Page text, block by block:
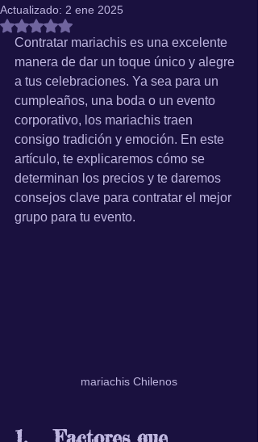
Actualizado: 2 ene 2025
Obtuvo NaN de 5 estrellas.
Contratar mariachis es una excelente
manera de dar un toque único y alegre
a tus celebraciones. Ya sea para un
cumpleaños, una boda o un evento
corporativo, los mariachis traen
consigo tradición y emoción. En este
artículo, te explicaremos cómo se
determinan los precios y te daremos
consejos clave para contratar el mejor
grupo para tu evento.
mariachis Chilenos
1.	 Factores que